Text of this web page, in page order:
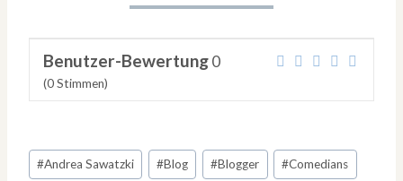
Benutzer-Bewertung0
(0Stimmen)
Schlagworte:
#Andrea Sawatzki #Blog #Blogger #Comedians